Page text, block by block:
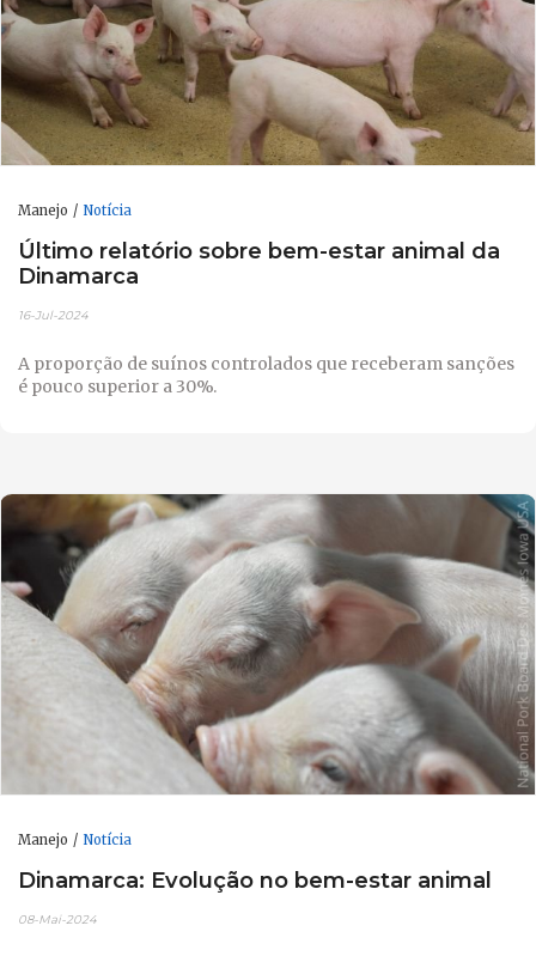
Manejo Notícia
Último relatório sobre bem-estar animal da
Dinamarca
16-Jul-2024
A proporção de suínos controlados que receberam sanções
é pouco superior a 30%.
Manejo Notícia
Dinamarca: Evolução no bem-estar animal
08-Mai-2024